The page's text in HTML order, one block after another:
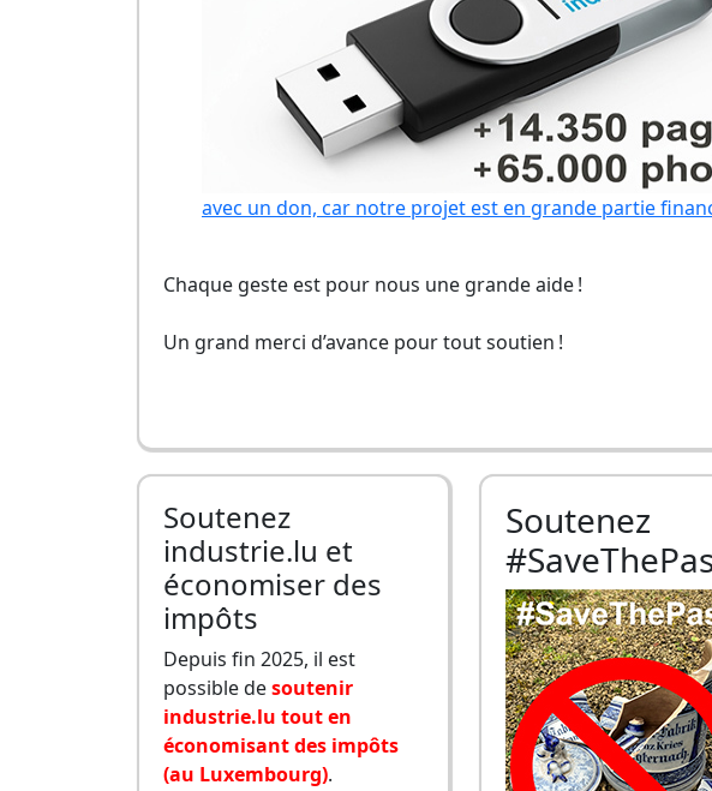
avec un don, car notre projet est en grande partie
Chaque geste est pour nous une grande aide !
Un grand merci d’avance pour tout soutien !
Soutenez
industrie.lu et
économiser des
impôts
Depuis fin 2025, il est
possible desoutenir
industrie.lu tout en
économisant des impôts
(au Luxembourg).
Soutenez